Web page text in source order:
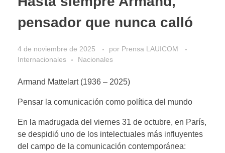
pensador que nunca calló
4 de noviembre de 2025 por Prensa LAUICOM
Internacionales
Nacionales
Armand Mattelart (1936 – 2025)
Pensar la comunicación como política del mundo
En la madrugada del viernes 31 de octubre, en París,
se despidió uno de los intelectuales más influyentes
del campo de la comunicación contemporánea: